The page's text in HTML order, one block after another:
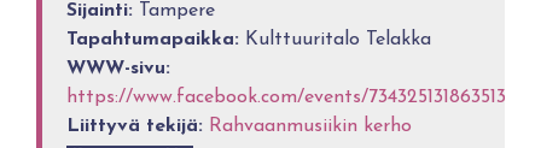
Sijainti: Tampere
Tapahtumapaikka: Kulttuuritalo Telakka
WWW-sivu:
https://www.facebook.com/events/734325131863513
Liittyvä tekijä: Rahvaanmusiikin kerho